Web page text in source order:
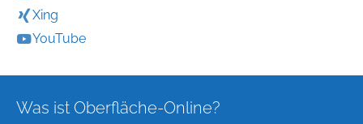
Xing
YouTube
Was ist Oberfläche-Online?